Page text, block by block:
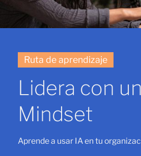
Ruta de aprendizaje
Lidera con
Mindset
Aprende a usar IA en tu